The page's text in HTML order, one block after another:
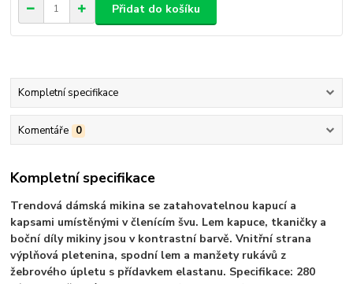
Přidat do košíku
Kompletní specifikace
Komentáře 0
Kompletní specifikace
Trendová dámská mikina se zatahovatelnou kapucí a
kapsami umístěnými v členícím švu. Lem kapuce, tkaničky a
boční díly mikiny jsou v kontrastní barvě. Vnitřní strana
výplňová pletenina, spodní lem a manžety rukávů z
žebrového úpletu s přídavkem elastanu. Specifikace: 280